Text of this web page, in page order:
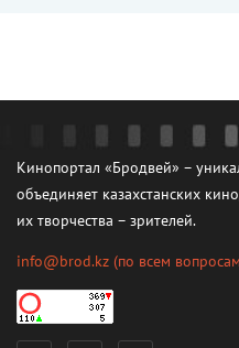
Кинопортал «Бродвей» –
объединяет казахстанских
их творчества – зрителей.
info@brod.kz (по всем